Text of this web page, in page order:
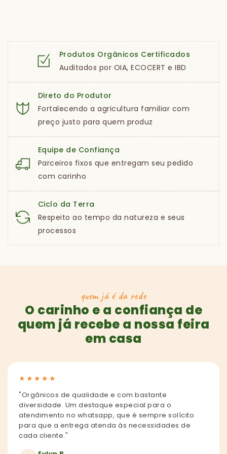
Produtos Orgânicos Certificados
Auditados por OIA, ECOCERT e IBD
Direto do Produtor
Fortalecendo a agricultura familiar com
preço justo para quem produz
Equipe de Confiança
Parceiros fixos que entregam seu pedido
com carinho
Ciclo da Terra
Respeito ao tempo da natureza e seus
processos
quem já é da rede
O carinho e a confiança de
quem já recebe a nossa feira
em casa
★ ★ ★ ★ ★
"Orgânicos de qualidade e com bastante
diversidade. Um destaque especial para o
atendimento no whatsapp, que é sempre solícito
para que a entrega atenda às necessidades de
cada cliente."